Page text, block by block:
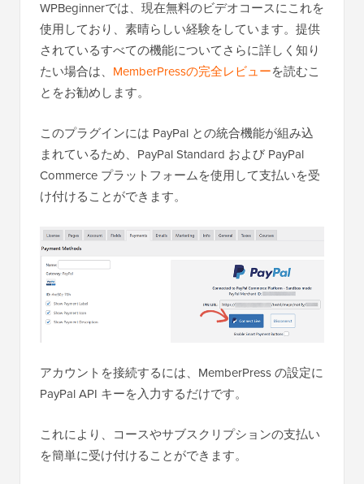
WPBeginnerでは、現在無料のビデオコースにこれを
使用しており、素晴らしい経験をしています。提供
されているすべての機能についてさらに詳しく知り
たい場合は、 MemberPressの完全レビューを読むこ
とをお勧めします。
このプラグインには PayPal との統合機能が組み込
まれているため、PayPal Standard および PayPal
Commerce プラットフォームを使用して支払いを受
け付けることができます。
アカウントを接続するには、MemberPress の設定に
PayPal API キーを入力するだけです。
これにより、コースやサブスクリプションの支払い
を簡単に受け付けることができます。